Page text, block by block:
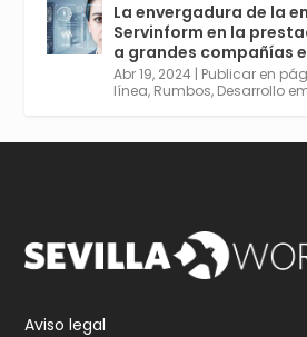
plazo acaba el 2 de
empleabilidad. Ver y
https://tinyurl.com/
La envergadura de la
Servinform en la
a grandes compañías
Abr 19, 2024 | Publicar en
línea, Rumbos, Desarrollo
Aviso legal